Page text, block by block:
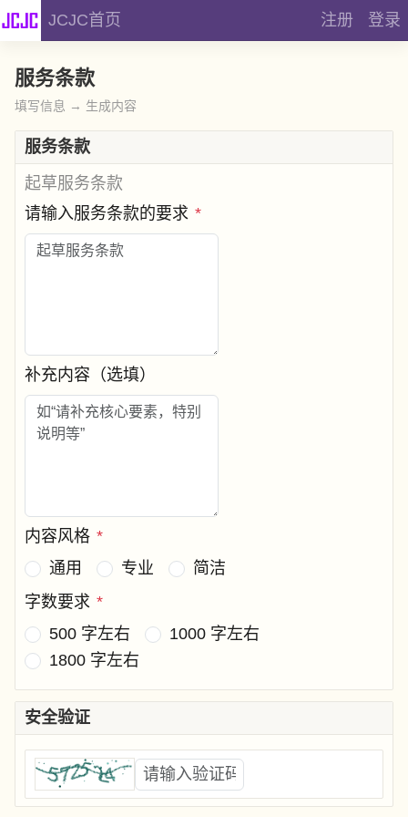
JCJC首页 注册 登录
服务条款
填写信息 → 生成内容
服务条款
起草服务条款
请输入服务条款的要求 *
补充内容（选填）
内容风格 *
通用
专业
简洁
字数要求 *
500 字左右
1000 字左右
1800 字左右
安全验证